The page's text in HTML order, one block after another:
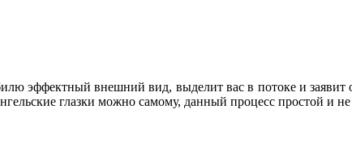
эффектный внешний вид, выделит вас в потоке и
глазки можно самому, данный процесс простой и